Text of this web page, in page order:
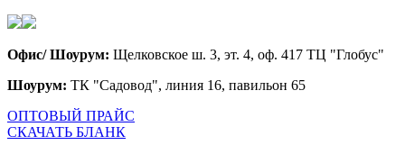
Офис/ Шоурум: Щелковское ш. 3, эт. 4, оф. 417 ТЦ "Глобус"
Шоурум: ТК "Садовод", линия 16, павильон 65
ОПТОВЫЙ ПРАЙС
СКАЧАТЬ БЛАНК